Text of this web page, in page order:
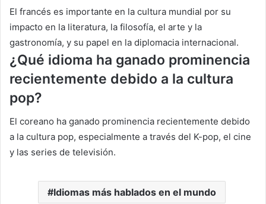
El francés es importante en la cultura mundial por su
impacto en la literatura, la filosofía, el arte y la
gastronomía, y su papel en la diplomacia internacional.
¿Qué idioma ha ganado prominencia
recientemente debido a la cultura
pop?
El coreano ha ganado prominencia recientemente debido
a la cultura pop, especialmente a través del K-pop, el cine
y las series de televisión.
Idiomas más hablados en el mundo